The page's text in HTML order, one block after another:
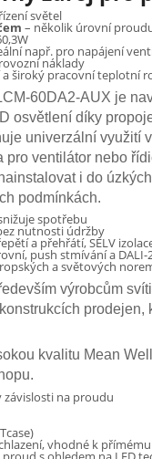
světel
– několik úrovní
např. pro napájení
náklady
a široký pracovní teplotní
60DA2-AUX je
osvětlení díky
univerzální využití
pro ventilátor nebo
i do
podmínkách.
spotřebu
nutnosti údržby
a přehřátí, SELV
push stmívání a DALI-
a světových
výrobcům
kvalitu Mean
závislosti na proudu
vhodné k